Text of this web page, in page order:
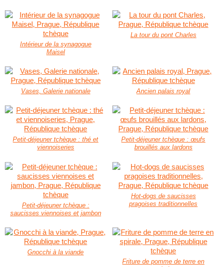
Intérieur de la synagogue
Maisel
La tour du pont Charles
Vases, Galerie nationale Ancien palais royal
Petit-déjeuner tchèque : thé et
viennoiseries
Petit-déjeuner tchèque : œufs
brouillés aux lardons
Petit-déjeuner tchèque :
saucisses viennoises et jambon
Hot-dogs de saucisses
pragoises traditionnelles
Gnocchi à la viande
Friture de pomme de terre en